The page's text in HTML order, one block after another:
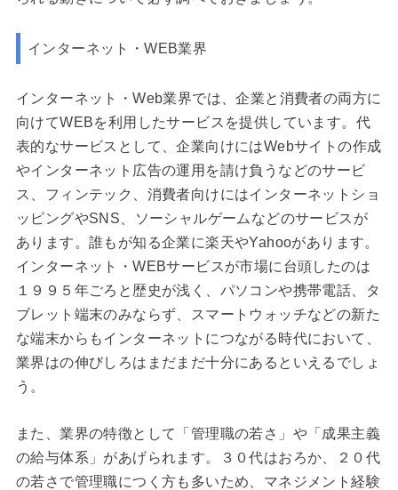
インターネット・WEB業界
インターネット・Web業界では、企業と消費者の両方に
向けてWEBを利用したサービスを提供しています。代
表的なサービスとして、企業向けにはWebサイトの作成
やインターネット広告の運用を請け負うなどのサービ
ス、フィンテック、消費者向けにはインターネットショ
ッピングやSNS、ソーシャルゲームなどのサービスが
あります。誰もが知る企業に楽天やYahooがあります。
インターネット・WEBサービスが市場に台頭したのは
１９９５年ごろと歴史が浅く、パソコンや携帯電話、タ
ブレット端末のみならず、スマートウォッチなどの新た
な端末からもインターネットにつながる時代において、
業界はの伸びしろはまだまだ十分にあるといえるでしょ
う。
また、業界の特徴として「管理職の若さ」や「成果主義
の給与体系」があげられます。３０代はおろか、２０代
の若さで管理職につく方も多いため、マネジメント経験